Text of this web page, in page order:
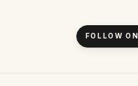
FOLLOW